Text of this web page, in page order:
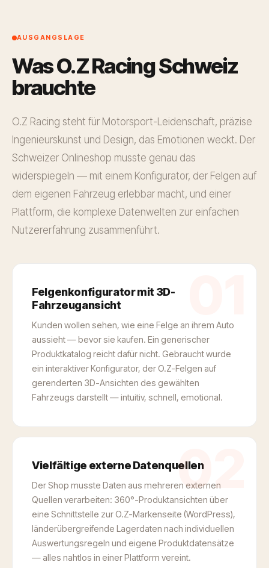
AUSGANGSLAGE
Was O.Z Racing Schweiz
brauchte
O.Z Racing steht für Motorsport-Leidenschaft, präzise
Ingenieurskunst und Design, das Emotionen weckt. Der
Schweizer Onlineshop musste genau das
widerspiegeln — mit einem Konfigurator, der Felgen auf
dem eigenen Fahrzeug erlebbar macht, und einer
Plattform, die komplexe Datenwelten zur einfachen
Nutzererfahrung zusammenführt.
Felgenkonfigurator mit 3D-
Fahrzeugansicht
Kunden wollen sehen, wie eine Felge an ihrem Auto
aussieht — bevor sie kaufen. Ein generischer
Produktkatalog reicht dafür nicht. Gebraucht wurde
ein interaktiver Konfigurator, der O.Z-Felgen auf
gerenderten 3D-Ansichten des gewählten
Fahrzeugs darstellt — intuitiv, schnell, emotional.
02
Vielfältige externe Datenquellen
Der Shop musste Daten aus mehreren externen
Quellen verarbeiten: 360°-Produktansichten über
eine Schnittstelle zur O.Z-Markenseite (WordPress),
länderübergreifende Lagerdaten nach individuellen
Auswertungsregeln und eigene Produktdatensätze
— alles nahtlos in einer Plattform vereint.